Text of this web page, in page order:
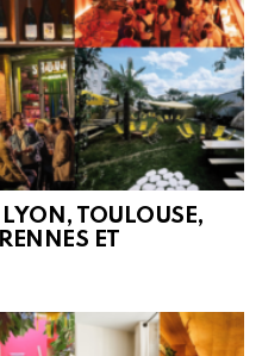
LYON, TOULOUSE,
ET